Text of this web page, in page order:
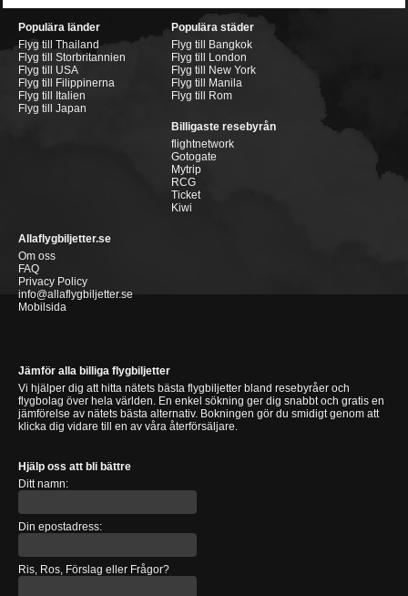
Populära länder
Flyg till Thailand
Flyg till Storbritannien
Flyg till USA
Flyg till Filippinerna
Flyg till Italien
Flyg till Japan
Populära städer
Flyg till Bangkok
Flyg till London
Flyg till New York
Flyg till Manila
Flyg till Rom
Billigaste resebyrån
flightnetwork
Gotogate
Mytrip
RCG
Ticket
Kiwi
Allaflygbiljetter.se
Om oss
FAQ
Privacy Policy
info@allaflygbiljetter.se
Mobilsida
Jämför alla billiga flygbiljetter
Vi hjälper dig att hitta nätets bästa flygbiljetter bland resebyråer och
flygbolag över hela världen. En enkel sökning ger dig snabbt och gratis en
jämförelse av nätets bästa alternativ. Bokningen gör du smidigt genom att
klicka dig vidare till en av våra återförsäljare.
Hjälp oss att bli bättre
Ditt namn:
Din epostadress:
Ris, Ros, Förslag eller Frågor?